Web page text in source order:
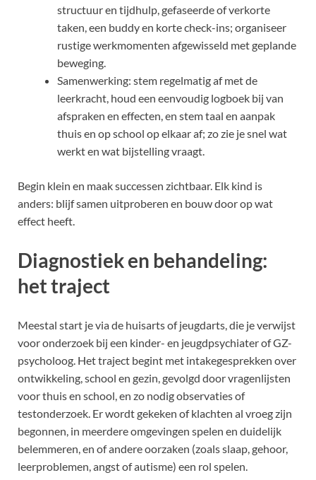
structuur en tijdhulp, gefaseerde of verkorte
taken, een buddy en korte check-ins; organiseer
rustige werkmomenten afgewisseld met geplande
beweging.
Samenwerking: stem regelmatig af met de
leerkracht, houd een eenvoudig logboek bij van
afspraken en effecten, en stem taal en aanpak
thuis en op school op elkaar af; zo zie je snel wat
werkt en wat bijstelling vraagt.
Begin klein en maak successen zichtbaar. Elk kind is
anders: blijf samen uitproberen en bouw door op wat
effect heeft.
Diagnostiek en behandeling:
het traject
Meestal start je via de huisarts of jeugdarts, die je verwijst
voor onderzoek bij een kinder- en jeugdpsychiater of GZ-
psycholoog. Het traject begint met intakegesprekken over
ontwikkeling, school en gezin, gevolgd door vragenlijsten
voor thuis en school, en zo nodig observaties of
testonderzoek. Er wordt gekeken of klachten al vroeg zijn
begonnen, in meerdere omgevingen spelen en duidelijk
belemmeren, en of andere oorzaken (zoals slaap, gehoor,
leerproblemen, angst of autisme) een rol spelen.